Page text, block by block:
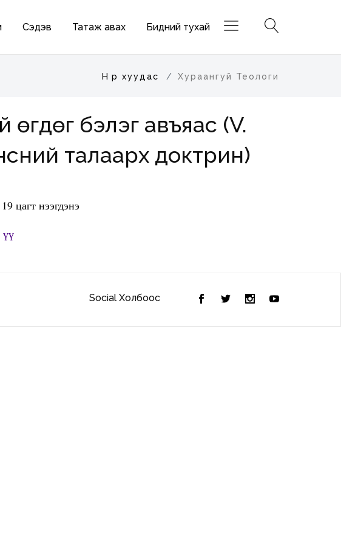
Сэдэв Татаж авах Бидний тухай
Нүүр хуудас Хураангуй Теологи
өгдөг бэлэг авъяас (V.
талаарх доктрин)
цагт нээгдэнэ
үү
Social Холбоос